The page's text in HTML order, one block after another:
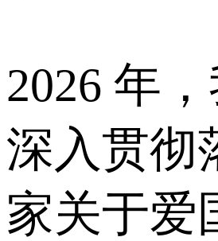
2026 年
深入贯彻
家关于爱